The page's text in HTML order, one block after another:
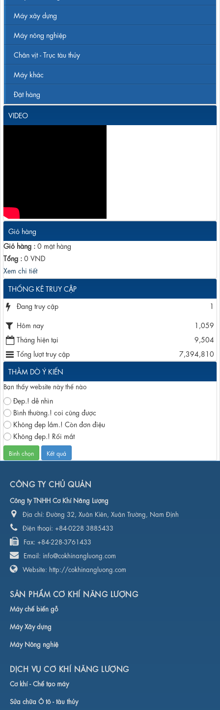
Máy xây dựng
Máy nông nghiệp
Chân vịt - Trục tàu thủy
Máy khác
Đặt hàng
VIDEO
Giỏ hàng
Giỏ hàng : 0 mặt hàng
Tổng : 0 VND
Xem chi tiết
THỐNG KÊ TRUY CẬP
Đang truy cập
1
Hôm nay
1,059
Tháng hiện tại
9,504
Tổng lượt truy cập
7,394,810
THẰM DÒ Ý KIẾN
Bạn thấy website này thế nào
Đẹp.! dễ nhìn
Bình thường.! coi cũng được
Không đẹp lắm.! Còn đơn điệu
Không đẹp.! Rối mắt
CÔNG TY CHỦ QUẢN
Công ty TNHH Cơ Khí Năng Lượng
Địa chỉ: Đường 32, Xuân Kiên, Xuân Trường, Nam Định
Điện thoại: +84-0228 3885433
Fax: +84-228-3761433
Email: info@cokhinangluong.com
Website: http://cokhinangluong.com
SẢN PHẨM CƠ KHÍ NĂNG LƯỢNG
Máy chế biến gỗ
Máy Xây dựng
Máy Nông nghiệ
DỊCH VỤ CƠ KHÍ NĂNG LƯỢNG
Cơ khí -Chế tạo máy
Sửa chữa Ô tô - tàu thủy